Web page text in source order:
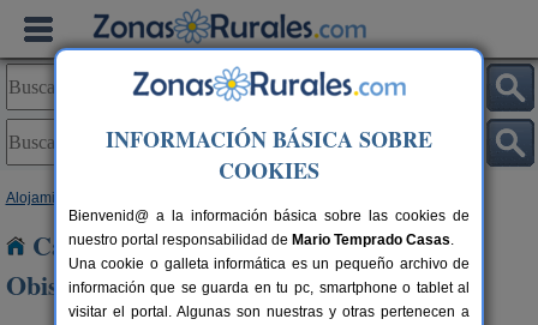
Alojamientos
Casas Rurales cerca de Alameda del
Obispo
INFORMACIÓN BÁSICA SOBRE
COOKIES
Bienvenid@ a la información básica sobre las cookies de
nuestro portal responsabilidad de Mario Temprado Casas.
Una cookie o galleta informática es un pequeño archivo de
información que se guarda en tu pc, smartphone o tablet al
visitar el portal. Algunas son nuestras y otras pertenecen a